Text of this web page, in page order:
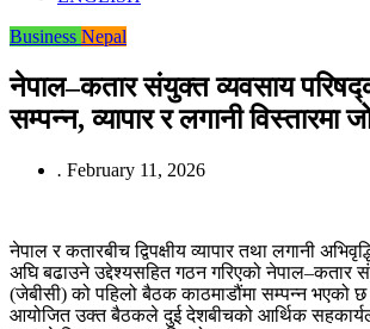
Business Nepal
नेपाल–कतार संयुक्त व्यवसाय
सम्पन्न, व्यापार र लगानी विस्तारमा
. February 11, 2026
नेपाल र कतारबीच द्विपक्षीय व्यापार तथा लगानी
अघि बढाउने उद्देश्यसहित गठन गरिएको नेपाल–कतार
(जेबीसी) को पहिलो बैठक काठमाडौंमा सम्पन्न भएको छ।
आयोजित उक्त बैठकले दुई देशबीचको आर्थिक